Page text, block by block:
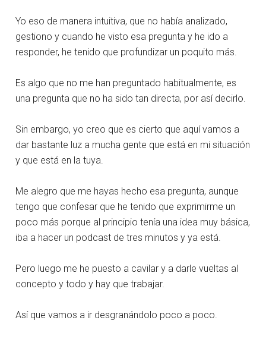
Yo eso de manera intuitiva, que no había analizado,
gestiono y cuando he visto esa pregunta y he ido a
responder, he tenido que profundizar un poquito más.
Es algo que no me han preguntado habitualmente, es
una pregunta que no ha sido tan directa, por así decirlo.
Sin embargo, yo creo que es cierto que aquí vamos a
dar bastante luz a mucha gente que está en mi situación
y que está en la tuya.
Me alegro que me hayas hecho esa pregunta, aunque
tengo que confesar que he tenido que exprimirme un
poco más porque al principio tenía una idea muy básica,
iba a hacer un podcast de tres minutos y ya está.
Pero luego me he puesto a cavilar y a darle vueltas al
concepto y todo y hay que trabajar.
Así que vamos a ir desgranándolo poco a poco.